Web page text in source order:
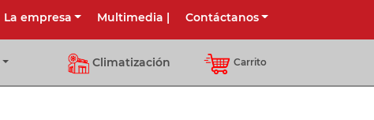
La empresa Multimedia | Contáctanos
Climatización Carrito